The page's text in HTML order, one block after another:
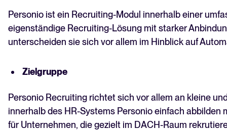
Personio ist ein Recruiting-Modul innerhalb einer
eigenständige Recruiting-Lösung mit starker
unterscheiden sie sich vor allem im Hinblick auf
Zielgruppe
Personio Recruiting richtet sich vor allem an kleine
innerhalb des HR-Systems Personio einfach
für Unternehmen, die gezielt im DACH-Raum